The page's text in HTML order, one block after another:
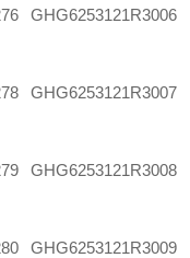
GHG6253121R3006
GHG6253121R3007
GHG6253121R3008
GHG6253121R3009